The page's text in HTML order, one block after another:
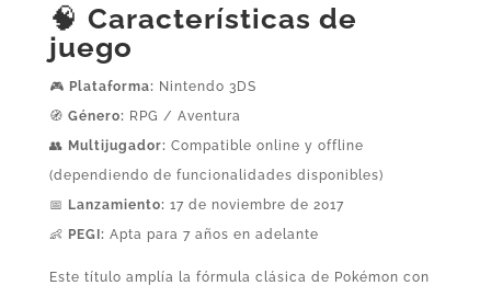
🧠 Características de
juego
🎮 Plataforma: Nintendo 3DS
🧭 Género: RPG / Aventura
👥 Multijugador: Compatible online y offline
(dependiendo de funcionalidades disponibles)
📅 Lanzamiento: 17 de noviembre de 2017
👶 PEGI: Apta para 7 años en adelante
Este título amplía la fórmula clásica de Pokémon con